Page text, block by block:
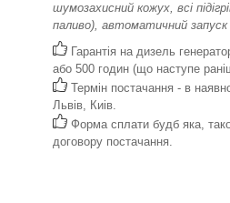
шумозахисний кожух, всі
паливо), автоматичний
Гарантія на дизель
або 500 годин (що наступе
Термін постачання - в
Львів, Киів.
Форма сплати будб яка,
договору постачання.